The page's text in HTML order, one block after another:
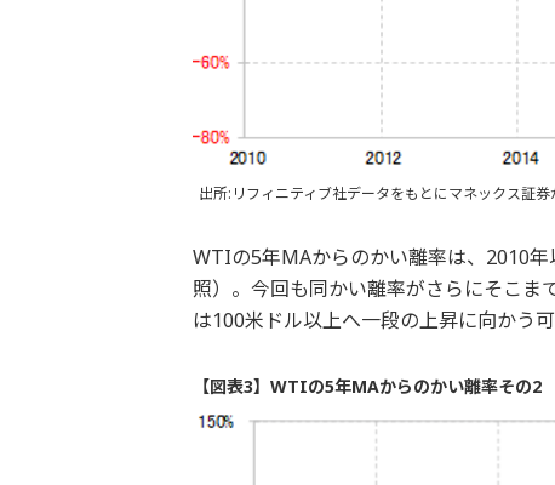
出所:リフィニティブ社データをもとにマネックス証券
WTIの5年MAからのかい離率は、2010
照）。今回も同かい離率がさらにそこ
は100米ドル以上へ一段の上昇に向かう
【図表3】WTIの5年MAからのかい離率その2